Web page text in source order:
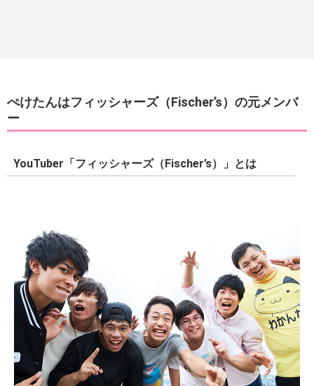
ぺけたんはフィッシャーズ（Fischer’s）の元メンバ
ー
YouTuber「フィッシャーズ（Fischer’s）」とは